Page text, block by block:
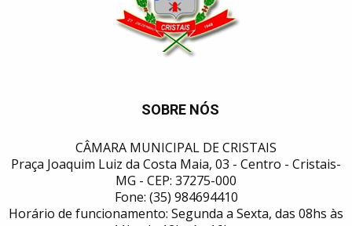
SOBRE NÓS
CÂMARA MUNICIPAL DE CRISTAIS
Praça Joaquim Luiz da Costa Maia, 03 - Centro - Cristais-
MG - CEP: 37275-000
Fone: (35) 984694410
Horário de funcionamento: Segunda a Sexta, das 08hs às